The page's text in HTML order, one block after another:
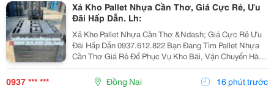
Xả Kho Pallet Nhựa Cần Thơ, Giá Cực Rẻ, Ưu
Đãi Hấp Dẫn. Lh:
Xả Kho Pallet Nhựa Cần Thơ &Ndash; Giá Cực Rẻ Ưu
Đãi Hấp Dẫn 0937.612.822 Bạn Đang Tìm Pallet Nhựa
Cần Thơ Giá Rẻ Để Phục Vụ Kho Bãi, Vận Chuyển Hàng
Hóa Hay Xuất Khẩu? Đây Chính Là Cơ Hội Không Nên
Bỏ Lỡ! ✅ Vì Sao Nên Chọn Pallet Nhựa Xả Kho? ...
0937 *** *** Đồng Nai 16 phút trước